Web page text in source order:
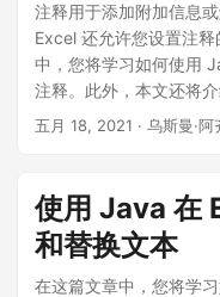
注释用于添加附加信息
Excel 还允许您设置注
中，您将学习如何使用
注释。此外，本文还将介
五月 18, 2021 · 乌斯曼·阿
使用 Java 在
和替换文本
在这篇文章中，您将学